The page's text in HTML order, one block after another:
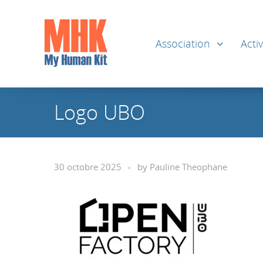
Association
Logo UBO
30 octobre 2025 by Pauline Theophane